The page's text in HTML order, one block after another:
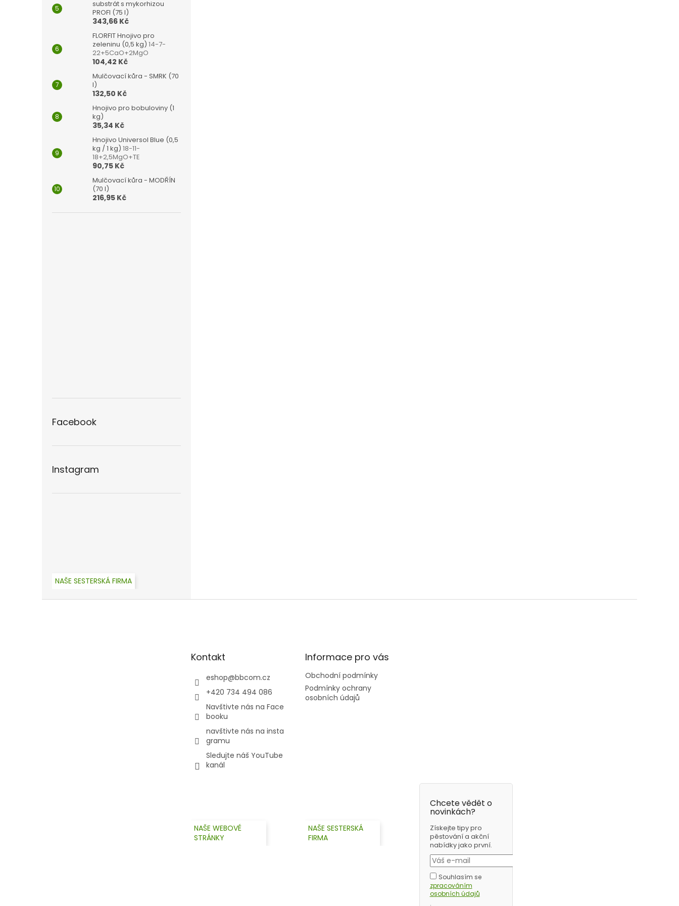
substrát s mykorhizou
PROFI (75 l)
343,66 Kč
FLORFIT Hnojivo pro
zeleninu (0,5 kg) 14-7-
22+5CaO+2MgO
104,42 Kč
Mulčovací kůra - SMRK (70
l)
132,50 Kč
Hnojivo pro bobuloviny (1
kg)
35,34 Kč
Hnojivo Universol Blue (0,5
kg / 1 kg) 18-11-
18+2,5MgO+TE
90,75 Kč
Mulčovací kůra - MODŘÍN
(70 l)
216,95 Kč
Facebook
Instagram
NAŠE SESTERSKÁ FIRMA
Kontakt
eshop@bbcom.cz
+420 734 494 086
Navštivte nás na Face
booku
navštivte nás na insta
gramu
Sledujte náš YouTube
kanál
Informace pro vás
Obchodní podmínky
Podmínky ochrany
osobních údajů
NAŠE WEBOVÉ
STRÁNKY
NAŠE SESTERSKÁ
FIRMA
Chcete vědět o
novinkách?
Získejte tipy pro
pěstování a akční
nabídky jako první.
Souhlasím se
zpracováním
osobních údajů
.